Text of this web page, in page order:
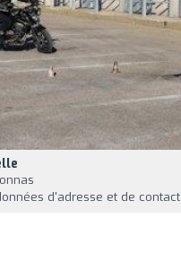
d'adresse et de contact